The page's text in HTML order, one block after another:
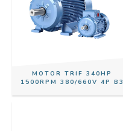
MOTOR TRIF 340HP
1500RPM 380/660V 4P B3